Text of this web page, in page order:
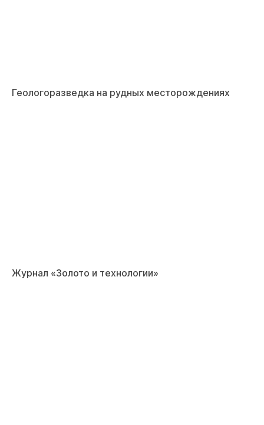
Геологоразведка на рудных месторождениях
Журнал «Золото и технологии»